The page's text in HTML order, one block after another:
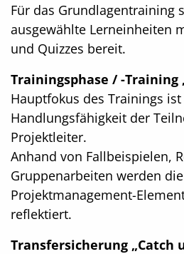
Für das Grundlagentraining
ausgewählte Lerneinheiten
und Quizzes bereit.
Trainingsphase / -Training
Hauptfokus des Trainings
Handlungsfähigkeit der
Projektleiter.
Anhand von Fallbeispielen,
Gruppenarbeiten werden die
Projektmanagement-
reflektiert.
Transfersicherung „Catch